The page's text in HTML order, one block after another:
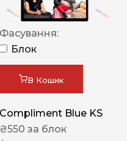
Фасування:
Блок
В Кошик
Compliment Blue KS
₴550 за блок